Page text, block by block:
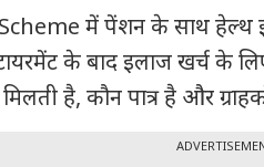
में पेंशन के साथ हेल्थ
के बाद इलाज खर्च के
है, कौन पात्र है और